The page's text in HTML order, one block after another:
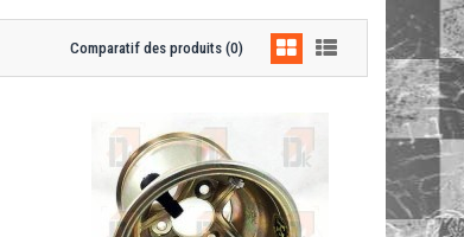
Comparatif des produits (0)
57,16€
AJOUTER AU PANIER